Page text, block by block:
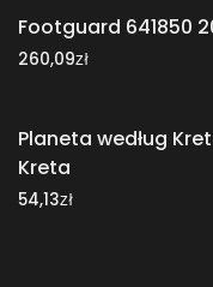
Footguard 641850
260,09zł
Planeta według
Kreta
54,13zł